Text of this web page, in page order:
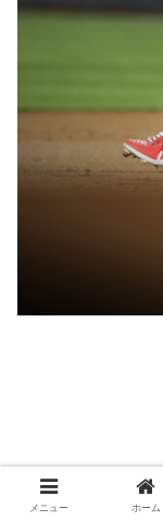
メニュー ホーム